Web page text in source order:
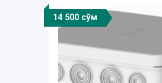
14 500 сўм